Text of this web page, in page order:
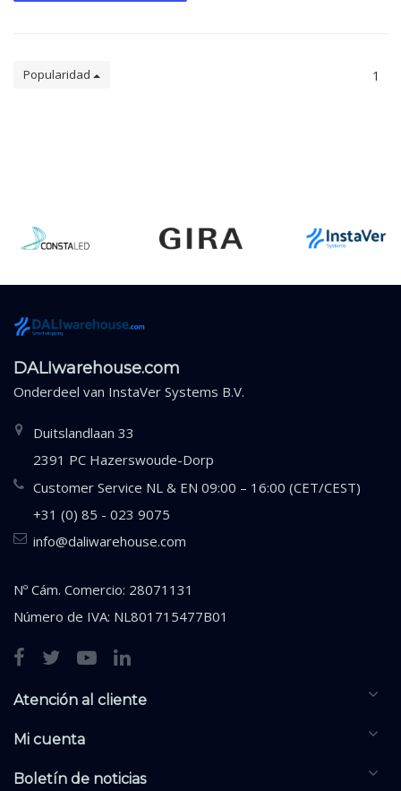
Popularidad 1
DALIwarehouse.com
Onderdeel van InstaVer Systems B.V.
Duitslandlaan 33
2391 PC Hazerswoude-Dorp
Customer Service NL & EN 09:00 – 16:00 (CET/CEST)
+31 (0) 85 - 023 9075
info@daliwarehouse.com
Nº Cám. Comercio: 28071131
Número de IVA: NL801715477B01
Atención al cliente
Mi cuenta
Boletín de noticias